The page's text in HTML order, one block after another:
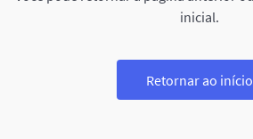
inicial.
Retornar ao início